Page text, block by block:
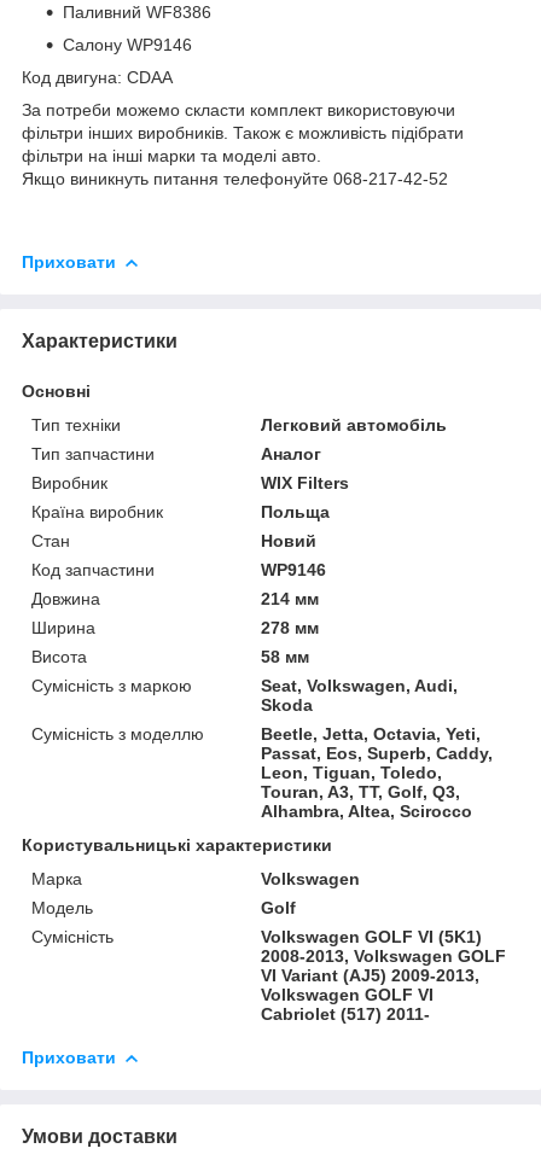
Паливний WF8386
Салону WP9146
Код двигуна: CDAA
За потреби можемо скласти комплект використовуючи
фільтри інших виробників. Також є можливість підібрати
фільтри на інші марки та моделі авто.
Якщо виникнуть питання телефонуйте 068-217-42-52
Приховати
Характеристики
Основні
Тип техніки
Легковий автомобіль
Тип запчастини
Аналог
Виробник
WIX Filters
Країна виробник
Польща
Стан
Новий
Код запчастини
WP9146
Довжина
214 мм
Ширина
278 мм
Висота
58 мм
Сумісність з маркою
Seat, Volkswagen, Audi,
Skoda
Сумісність з моделлю
Beetle, Jetta, Octavia, Yeti,
Passat, Eos, Superb, Caddy,
Leon, Tiguan, Toledo,
Touran, A3, TT, Golf, Q3,
Alhambra, Altea, Scirocco
Користувальницькі характеристики
Марка
Volkswagen
Модель
Golf
Сумісність
Volkswagen GOLF VI (5K1)
2008-2013, Volkswagen GOLF
VI Variant (AJ5) 2009-2013,
Volkswagen GOLF VI
Cabriolet (517) 2011-
Приховати
Умови доставки